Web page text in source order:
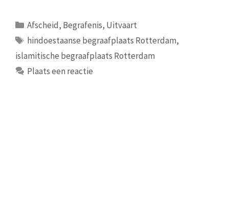
Categorieën
Afscheid, Begrafenis, Uitvaart
Tags
hindoestaanse begraafplaats Rotterdam,
islamitische begraafplaats Rotterdam
Plaats een reactie